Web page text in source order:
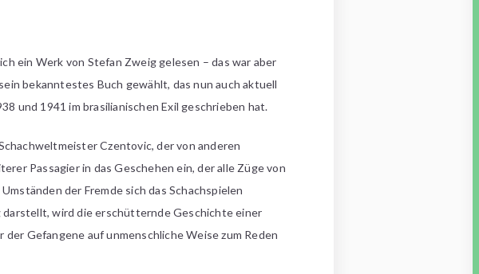
ein Werk von Stefan Zweig gelesen – das war aber
bekanntestes Buch gewählt, das nun auch aktuell
und 1941 im brasilianischen Exil geschrieben hat.
Czentovic, der von anderen
Passagier in das Geschehen ein, der alle Züge von
der Fremde sich das Schachspielen
darstellt, wird die erschütternde Geschichte einer
Gefangene auf unmenschliche Weise zum Reden